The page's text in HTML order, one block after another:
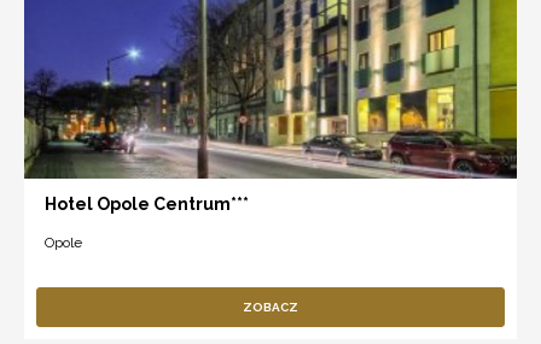
Hotel Opole Centrum***
Opole
ZOBACZ